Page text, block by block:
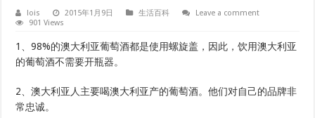
lois 2015年1月9日 生活百科
Leave a comment
901 Views
1、98%的澳大利亚葡萄酒都是使用螺旋盖，因此，饮用澳大利亚
的葡萄酒不需要开瓶器。
2、澳大利亚人主要喝澳大利亚产的葡萄酒。他们对自己的品牌非
常忠诚。